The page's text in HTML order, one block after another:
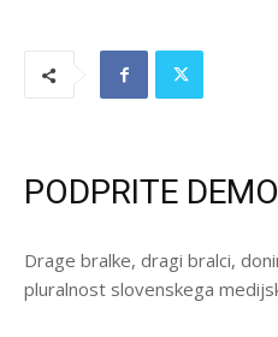
PODPRITE
Drage bralke, dragi bralci,
pluralnost slovenskega